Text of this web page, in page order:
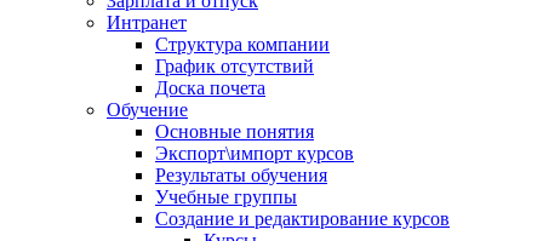
Интранет
Структура компании
График отсутствий
Доска почета
Обучение
Основные понятия
Экспорт\импорт курсов
Результаты обучения
Учебные группы
Создание и редактирование курсов